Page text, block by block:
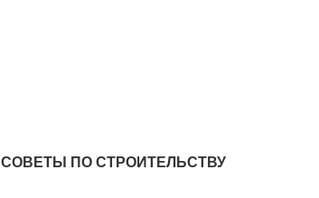
СОВЕТЫ ПО СТРОИТЕЛЬСТВУ